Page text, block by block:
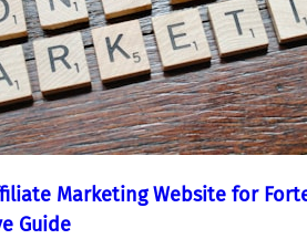
Marketing Website for
Guide